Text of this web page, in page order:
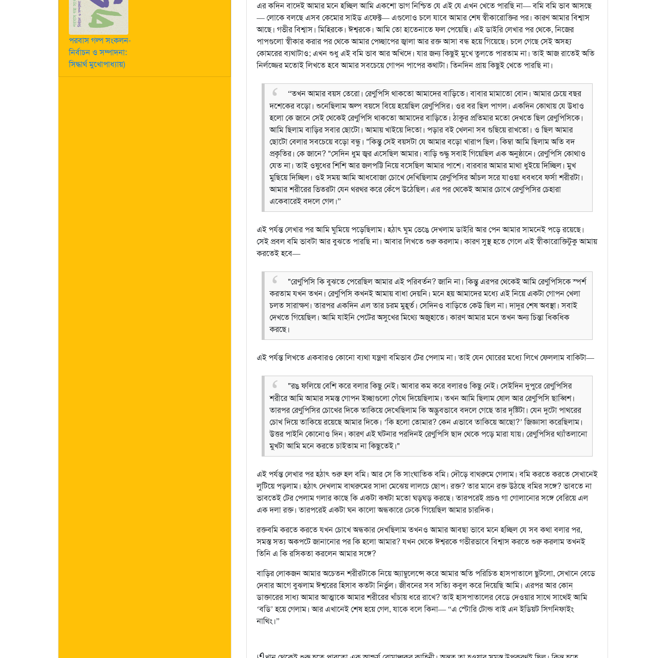
পরবাস গল্প সংকলন-
নির্বাচন ও সম্পাদনা:
সিদ্ধার্থ মুখোপাধ্যায়)
এর কদিন বাদেই আমার মনে হচ্ছিল আমি একশো ভাগ নিশ্চিত যে এই যে এখন খেতে পারছি না— বমি বমি ভাব আসছে
— লোকে বলছে এসব কেমোর সাইড এফেক্ট— এগুলোও চলে যাবে আমার শেষ স্বীকারোক্তির পর। কারণ আমার বিশ্বাস
আছে। গভীর বিশ্বাস। মিহিরকে। ঈশ্বরকে। আমি তো হাতেনাতে ফল পেয়েছি। এই ডাইরি লেখার পর থেকে, নিজের
পাপগুলো স্বীকার করার পর থেকে আমার পেচ্ছাপের জ্বালা আর রক্ত আসা বন্ধ হয়ে গিয়েছে। চলে গেছে সেই অসহ্য
কোমরের ব্যথাটাও; এখন শুধু এই বমি ভাব আর অখিদে। যার জন্য কিছুই মুখে তুলতে পারতাম না। তাই আজ রাতেই অতি
নির্লজ্জের মতোই লিখতে হবে আমার সবচেয়ে গোপন পাপের কথাটা। তিনদিন প্রায় কিছুই খেতে পারছি না।
“তখন আমার বয়স তেরো। রেণুপিসি থাকতো আমাদের বাড়িতে। বাবার মামাতো বোন। আমার চেয়ে বছর
দশেকের বড়ো। শুনেছিলাম অল্প বয়সে বিয়ে হয়েছিল রেণুপিসির। ওর বর ছিল পাগল। একদিন কোথায় যে উধাও
হলো কে জানে সেই থেকেই রেণুপিসি থাকতো আমাদের বাড়িতে। ঠাকুর প্রতিমার মতো দেখতে ছিল রেণুপিসিকে।
আমি ছিলাম বাড়ির সবার ছোটো। আমায় খাইয়ে দিতো। পড়ার বই খেলনা সব গুছিয়ে রাখতো। ও ছিল আমার
ছোটো বেলার সবচেয়ে বড়ো বন্ধু। "কিন্তু সেই বয়সটা যে আমার বড়ো খারাপ ছিল। কিম্বা আমি ছিলাম অতি বদ
প্রকৃতির। কে জানে? "সেদিন ধুম জ্বর এসেছিল আমার। বাড়ি শুদ্ধু সবাই গিয়েছিল এক অনুষ্ঠানে। রেণুপিসি কোথাও
যেত না। তাই ওষুধের শিশি আর জলপট্টি নিয়ে বসেছিল আমার পাশে। বারবার আমার মাথা ধুইয়ে দিচ্ছিল। মুখ
মুছিয়ে দিচ্ছিল। ওই সময় আমি আধবোজা চোখে দেখিছিলাম রেণুপিসির আঁচল সরে যাওয়া ধবধবে ফর্সা শরীরটা।
আমার শরীরের ভিতরটা যেন থরথর করে কেঁপে উঠেছিল। এর পর থেকেই আমার চোখে রেণুপিসির চেহারা
একেবারেই বদলে গেল।”
এই পর্যন্ত লেখার পর আমি ঘুমিয়ে পড়েছিলাম। হঠাৎ ঘুম ভেঙে দেখলাম ডাইরি আর পেন আমার সামনেই পড়ে রয়েছে।
সেই প্রবল বমি ভাবটা আর বুঝতে পারছি না। আবার লিখতে শুরু করলাম। কারণ সুস্থ হতে গেলে এই স্বীকারোক্তিটুকু আমায়
করতেই হবে—
"রেণুপিসি কি বুঝতে পেরেছিল আমার এই পরিবর্তন? জানি না। কিন্তু এরপর থেকেই আমি রেণুপিসিকে স্পর্শ
করতাম যখন তখন। রেণুপিসি কখনই আমায় বাধা দেয়নি। মনে হয় আমাদের মধ্যে এই নিয়ে একটা গোপন খেলা
চলত সারাক্ষণ। তারপর একদিন এল তার চরম মুহূর্ত। সেদিনও বাড়িতে কেউ ছিল না। দাদুর শেষ অবস্থা। সবাই
দেখতে গিয়েছিল। আমি যাইনি পেটের অসুখের মিথ্যে অজুহাতে। কারণ আমার মনে তখন অন্য চিন্তা ধিকধিক
করছে।
এই পর্যন্ত লিখতে একবারও কোনো ব্যথা যন্ত্রণা বমিভাব টের পেলাম না। তাই যেন ঘোরের মধ্যে লিখে ফেললাম বাকিটা—
"রঙ ফলিয়ে বেশি করে বলার কিছু নেই। আবার কম করে বলারও কিছু নেই। সেইদিন দুপুরে রেণুপিসির
শরীরে আমি আমার সমস্ত গোপন ইচ্ছাগুলো গেঁথে দিয়েছিলাম। তখন আমি ছিলাম ষোল আর রেণুপিসি ছাব্বিশ।
তারপর রেণুপিসির চোখের দিকে তাকিয়ে দেখেছিলাম কি অদ্ভুবভাবে বদলে গেছে তার দৃষ্টিটা। যেন দুটো পাথরের
চোখ দিয়ে তাকিয়ে রয়েছে আমার দিকে। ‘কি হলো তোমার? কেন এভাবে তাকিয়ে আছো?’ জিজ্ঞাসা করেছিলাম।
উত্তর পাইনি কোনোও দিন। কারণ এই ঘটনার পরদিনই রেণুপিসি ছাদ থেকে পড়ে মারা যায়। রেণুপিসির থ্যাঁতলানো
মুখটা আমি মনে করতে চাইতাম না কিছুতেই।"
এই পর্যন্ত লেখার পর হঠাৎ শুরু হল বমি। আর সে কি সাংঘাতিক বমি। দৌড়ে বাথরুমে গেলাম। বমি করতে করতে সেখানেই
লুটিয়ে পড়লাম। হঠাৎ দেখলাম বাথরুমের সাদা মেঝেয় লালচে ছোপ। রক্ত? তার মানে রক্ত উঠছে বমির সঙ্গে? ভাবতে না
ভাবতেই টের পেলাম গলার কাছে কি একটা কষটা মতো ঘড়ঘড় করছে। তারপরেই প্রচণ্ড গা গোলানোর সঙ্গে বেরিয়ে এল
এক দলা রক্ত। তারপরেই একটা ঘন কালো অন্ধকারে ঢেকে গিয়েছিল আমার চারদিক।
রক্তবমি করতে করতে যখন চোখে অন্ধকার দেখছিলাম তখনও আমার আবছা ভাবে মনে হচ্ছিল যে সব কথা বলার পর,
সমস্ত সত্য অকপটে জানানোর পর কি হলো আমার? যখন থেকে ঈশ্বরকে গভীরভাবে বিশ্বাস করতে শুরু করলাম তখনই
তিনি এ কি রসিকতা করলেন আমার সঙ্গে?
বাড়ির লোকজন আমার অচেতন শরীরটাকে নিয়ে অ্যাম্বুলেন্সে করে আমার অতি পরিচিত হাসপাতালে ছুটলো, সেখানে বেডে
দেবার আগে বুঝলাম ঈশ্বরের হিসাব কতটা নির্ভুল। জীবনের সব সত্যি কবুল করে দিয়েছি আমি। এরপর আর কোন্
ডাক্তারের সাধ্য আমার আত্মাকে আমার শরীরের খাঁচায় ধরে রাখে? তাই হাসপাতালের বেডে দেওয়ার সাথে সাথেই আমি
‘বডি’ হয়ে গেলাম। আর এখানেই শেষ হয়ে গেল, যাকে বলে কিনা— “এ স্টোরি টোল্ড বাই এন ইডিয়ট সিগনিফাইং
নাথিং।”